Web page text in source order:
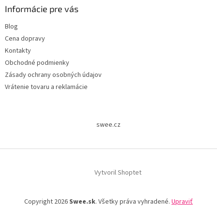
Informácie pre vás
Blog
Cena dopravy
Kontakty
Obchodné podmienky
Zásady ochrany osobných údajov
Vrátenie tovaru a reklamácie
swee.cz
Vytvoril Shoptet
Copyright 2026Swee.sk. Všetky práva vyhradené. Upraviť